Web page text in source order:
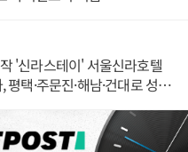
'신라스테이' 서울신라호텔
평택·주문진·해남·건대로 성